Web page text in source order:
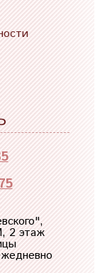
",
2 этаж